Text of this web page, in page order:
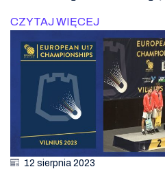
CZYTAJ WIĘCEJ
12 sierpnia 2023